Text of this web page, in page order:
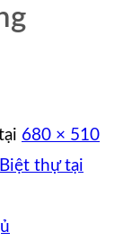
680 × 510
thự tại